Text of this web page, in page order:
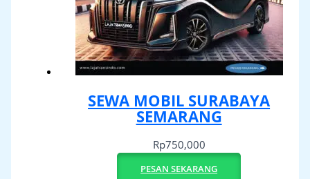
SEWA MOBIL SURABAYA
SEMARANG
Rp750,000
PESAN SEKARANG